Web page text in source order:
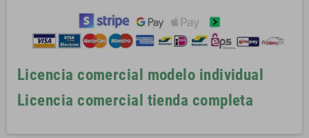
Licencia comercial modelo individual
Licencia comercial tienda completa